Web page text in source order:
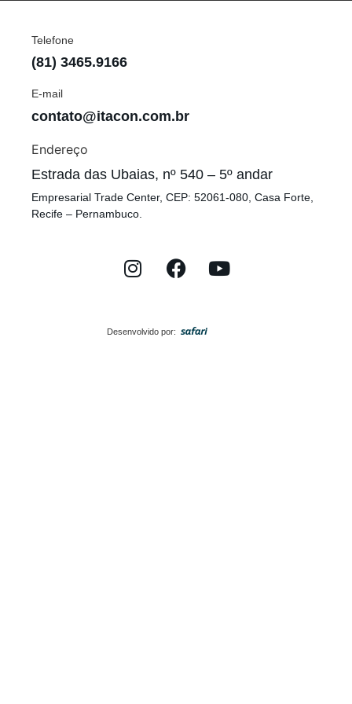
Telefone
(81) 3465.9166
E-mail
contato@itacon.com.br
Endereço
Estrada das Ubaias, nº 540 – 5º andar
Empresarial Trade Center, CEP: 52061-080, Casa Forte,
Recife – Pernambuco.
Desenvolvido por: